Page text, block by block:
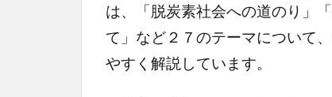
は、「脱炭素社会への道のり」
て」など２７のテーマについて
やすく解説しています。